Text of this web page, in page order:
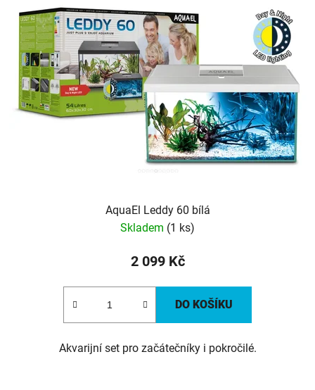
AquaEl Leddy 60 bílá
Skladem (1 ks)
2 099 Kč
DO KOŠÍKU
Akvarijní set pro začátečníky i pokročilé.